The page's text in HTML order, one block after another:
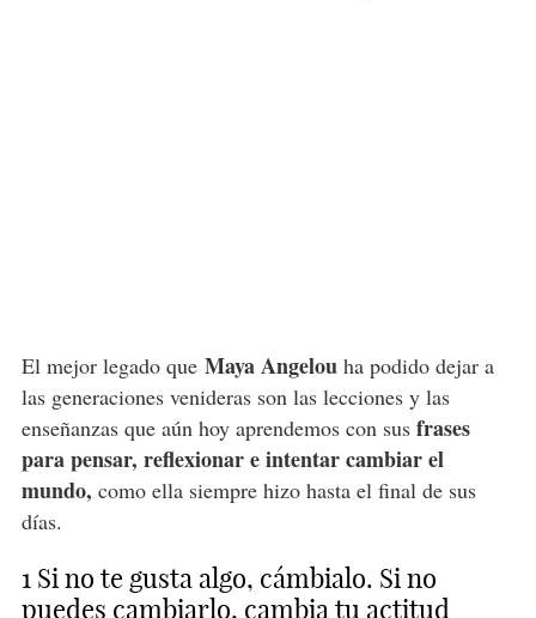
El mejor legado que Maya Angelouha podido dejar a
las generaciones venideras son las lecciones y las
enseñanzas que aún hoy aprendemos con susfrases
para pensar, reflexionar e intentar cambiar el
mundo, como ella siempre hizo hasta el final de sus
días.
1 Si no te gusta algo, cámbialo. Si no
puedes cambiarlo, cambia tu actitud